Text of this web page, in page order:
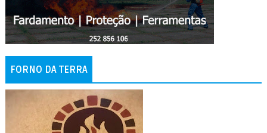
FORNO DA TERRA